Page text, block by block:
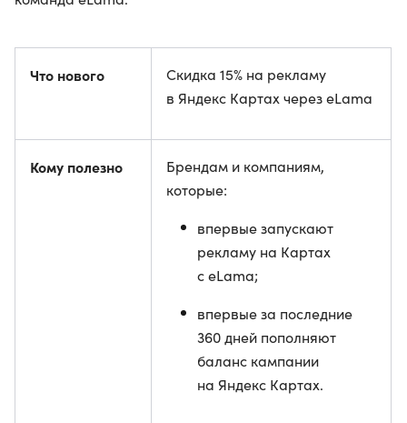
Что нового
Скидка 15% на рекламу
в Яндекс Картах через eLama
Кому полезно
Брендам и компаниям,
которые:
впервые запускают
рекламу на Картах
с eLama;
впервые за последние
360 дней пополняют
баланс кампании
на Яндекс Картах.